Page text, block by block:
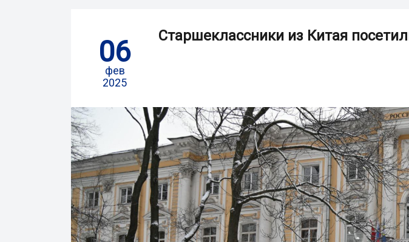
06
фев
2025
Старшеклассники из Китая